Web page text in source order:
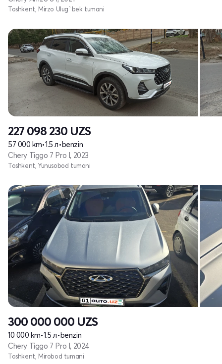
Toshkent, Mirzo Ulug`bek tumani
227 098 230 UZS
57 000 km•1.5 л• benzin
Chery Tiggo 7 Pro I, 2023
Toshkent, Yunusobod tumani
300 000 000 UZS
10 000 km•1.5 л• benzin
Chery Tiggo 7 Pro I, 2024
Toshkent, Mirobod tumani